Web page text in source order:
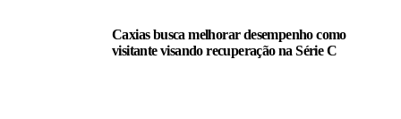
Caxias busca melhorar desempenho como
visitante visando recuperação na Série C